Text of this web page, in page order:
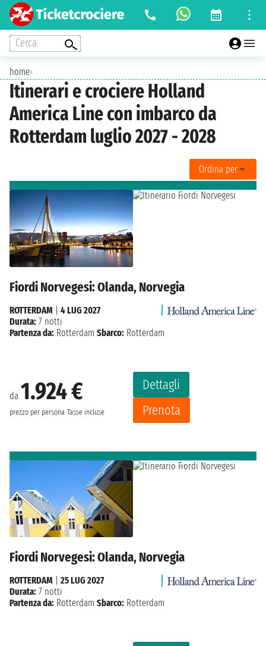
Cerca
home›
Itinerari e crociere Holland
America Line con imbarco da
Rotterdam luglio 2027 - 2028
Ordina per
Fiordi Norvegesi: Olanda, Norvegia
da 1.924 €
prezzo per persona Tasse incluse
Dettagli
Prenota
ROTTERDAM
4 LUG 2027
Durata: 7 notti
Partenza da: Rotterdam Sbarco: Rotterdam
Fiordi Norvegesi: Olanda, Norvegia
ROTTERDAM
25 LUG 2027
Durata: 7 notti
Partenza da: Rotterdam Sbarco: Rotterdam